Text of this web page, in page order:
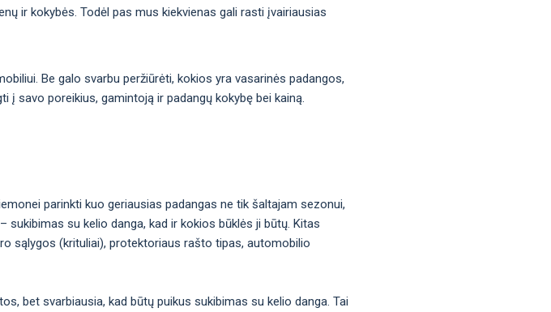
ir kokybės. Todėl pas mus kiekvienas gali rasti įvairiausias
Be galo svarbu peržiūrėti, kokios yra vasarinės padangos,
į savo poreikius, gamintoją ir padangų kokybę bei kainą.
parinkti kuo geriausias padangas ne tik šaltajam sezonui,
su kelio danga, kad ir kokios būklės ji būtų. Kitas
sąlygos (krituliai), protektoriaus rašto tipas, automobilio
bet svarbiausia, kad būtų puikus sukibimas su kelio danga. Tai